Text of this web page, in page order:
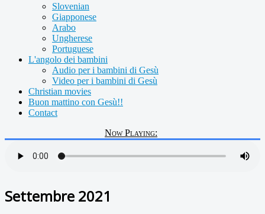
Slovenian
Giapponese
Arabo
Ungherese
Portuguese
L'angolo dei bambini
Audio per i bambini di Gesù
Video per i bambini di Gesù
Christian movies
Buon mattino con Gesù!!
Contact
Now Playing:
Settembre 2021